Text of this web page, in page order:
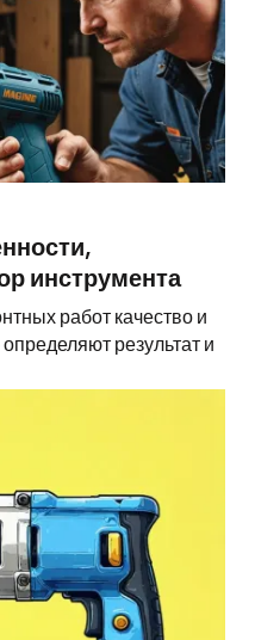
инструмента
работ качество и
результат и